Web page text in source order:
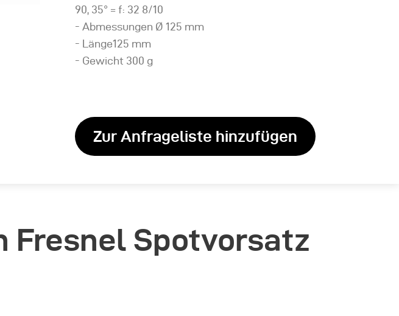
90, 35° = f: 32 8/10
Abmessungen Ø 125 mm
Länge125 mm
Gewicht 300 g
Zur Anfrageliste hinzufügen
Fresnel Spotvorsatz